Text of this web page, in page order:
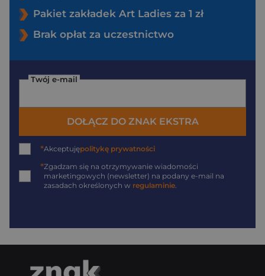
Pakiet zakładek Art Ladies za 1 zł
Brak opłat za uczestnictwo
Twój e-mail
DOŁĄCZ DO ZNAK EKSTRA
*Akceptujępolitykę prywatności
*Zgadzam się na otrzymywanie wiadomości
marketingowych (newsletter) na podany e-mail na
zasadach określonych w regulaminie